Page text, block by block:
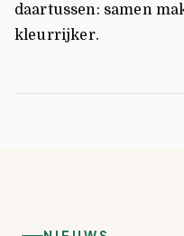
daartussen: samen
kleurrijker.